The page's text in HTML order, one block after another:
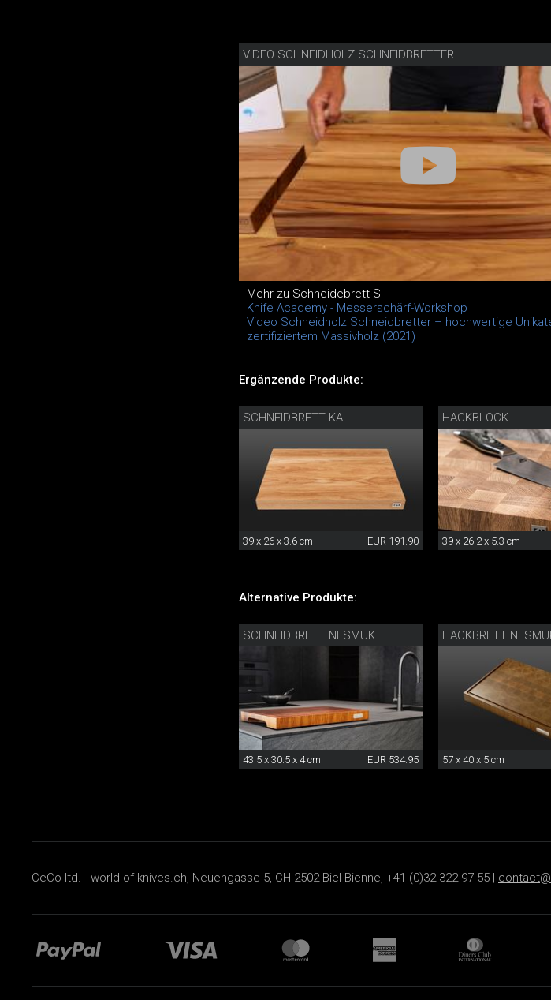
VIDEO SCHNEIDHOLZ SCHNEIDBRETTER
Mehr zu Schneidebrett S
Knife Academy - Messerschärf-Workshop
Video Schneidholz Schneidbretter – hochwertige
zertifiziertem Massivholz (2021)
Ergänzende Produkte:
SCHNEIDBRETT KAI
39 x 26 x 3.6 cm EUR 191.90
HACKBLOCK
39 x 26.2 x 5.3 cm
Alternative Produkte:
SCHNEIDBRETT NESMUK
43.5 x 30.5 x 4 cm EUR 534.95
HACKBRETT
57 x 40 x 5 cm
CeCo ltd. - world-of-knives.ch, Neuengasse 5, CH-2502 Biel-Bienne, +41 (0)32 322 97 55 |